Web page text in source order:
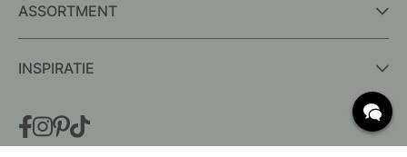
ASSORTMENT
INSPIRATIE